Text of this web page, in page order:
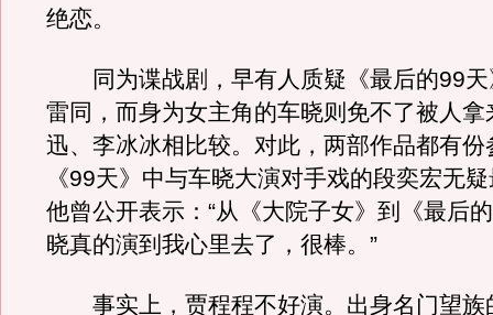
绝恋。
同为谍战剧，早有人质疑《最后的99天
雷同，而身为女主角的车晓则免不了被人拿
迅、李冰冰相比较。对此，两部作品都有份
《99天》中与车晓大演对手戏的段奕宏无
他曾公开表示：“从《大院子女》到《最后
晓真的演到我心里去了，很棒。”
事实上，贾程程不好演。出身名门望族